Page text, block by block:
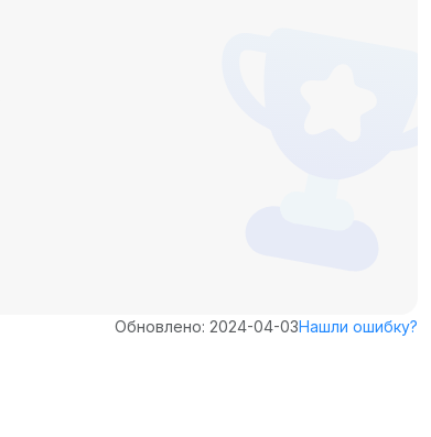
Обновлено: 2024-04-03Нашли ошибку?